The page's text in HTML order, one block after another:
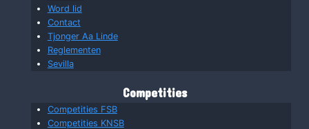
Word lid
Contact
Tjonger Aa Linde
Reglementen
Sevilla
Competities
Competities FSB
Competities KNSB